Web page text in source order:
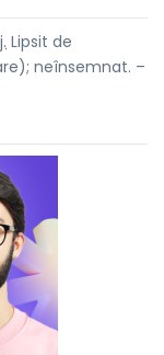
Lipsit de
neînsemnat. –